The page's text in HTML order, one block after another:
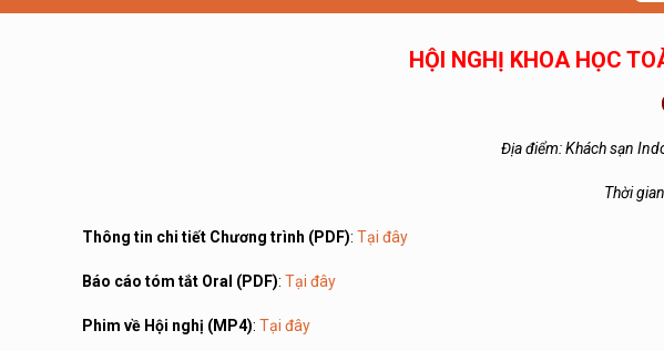
HỘI NGHỊ KHOA HỌC
Địa điểm: Khách sạn
Thời
Thông tin chi tiết Chương trình (PDF):Tại đây
Báo cáo tóm tắt Oral (PDF):Tại đây
Phim về Hội nghị (MP4):Tại đây